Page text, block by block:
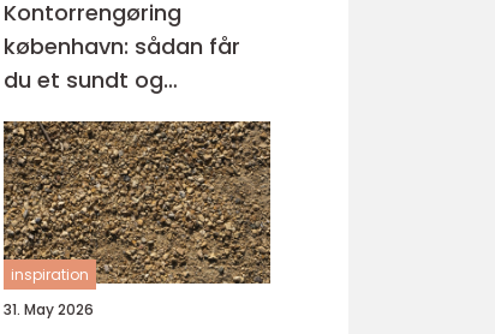
Kontorrengøring
københavn: sådan får
du et sundt og
professionelt
arbejdsmiljø
inspiration
31. May 2026